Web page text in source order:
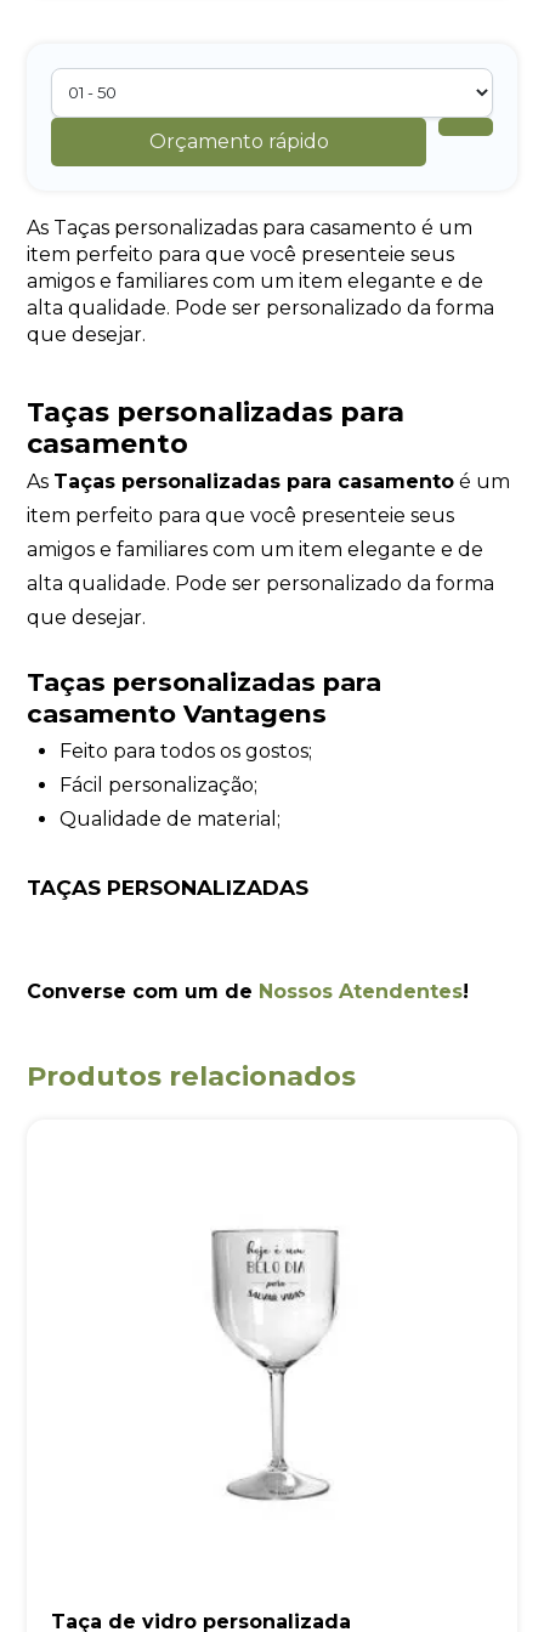
Orçamento rápido
As Taças personalizadas para casamento é um
item perfeito para que você presenteie seus
amigos e familiares com um item elegante e de
alta qualidade. Pode ser personalizado da forma
que desejar.
Taças personalizadas para
casamento
As Taças personalizadas para casamento é um
item perfeito para que você presenteie seus
amigos e familiares com um item elegante e de
alta qualidade. Pode ser personalizado da forma
que desejar.
Taças personalizadas para
casamento Vantagens
Feito para todos os gostos;
Fácil personalização;
Qualidade de material;
TAÇAS PERSONALIZADAS
Converse com um de Nossos Atendentes!
Produtos relacionados
Taça de vidro personalizada